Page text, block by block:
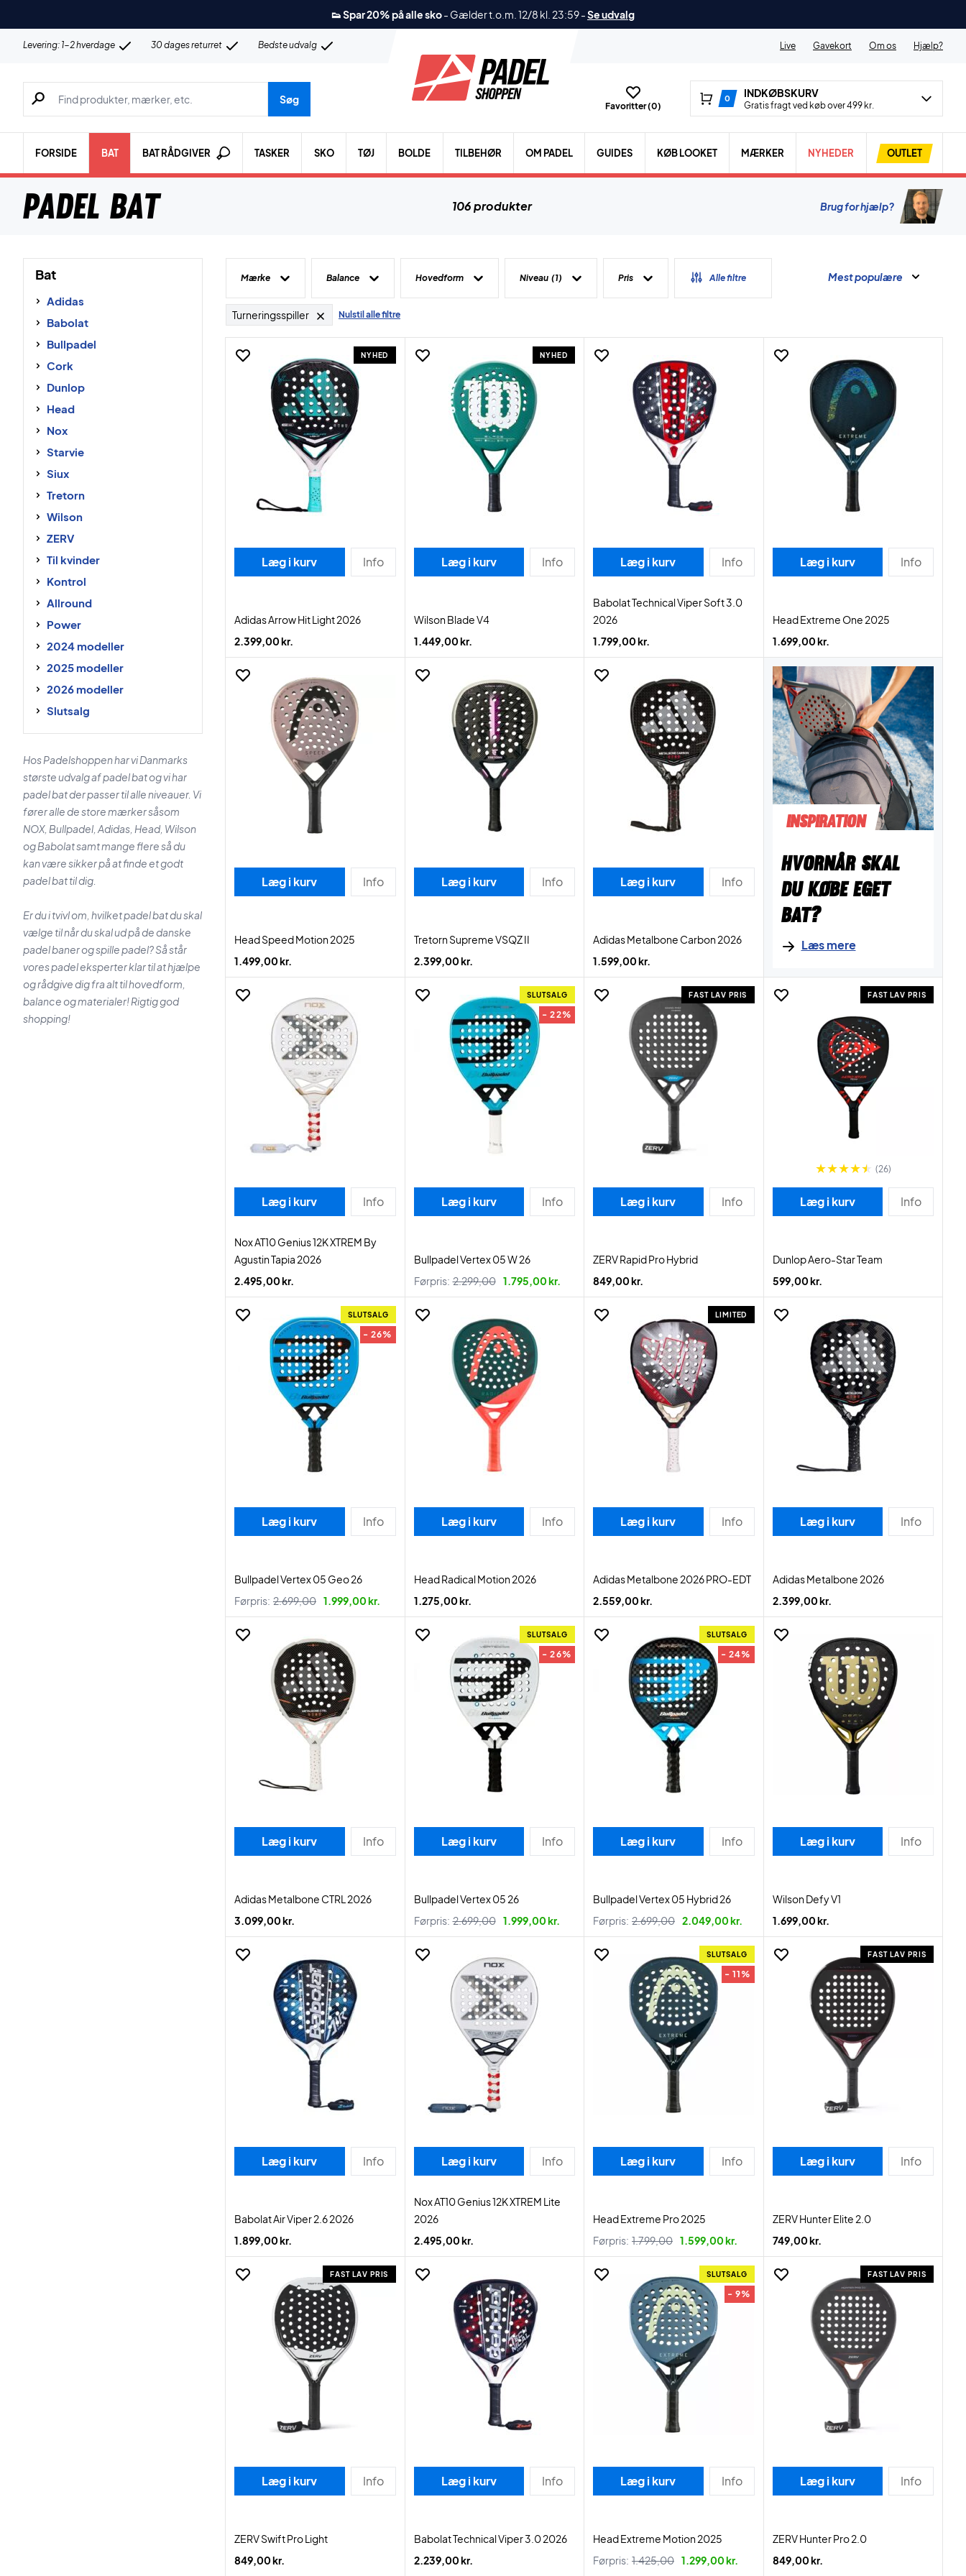
👟 Spar 20% på alle sko- Gælder t.o.m. 12/8 kl. 23:59-Se udvalg
Levering: 1-2 hverdage 30 dages returret Bedste udvalg Live Gavekort Om os Hjælp?
Søg efter produkter, mærker etc.
Søg
Favoritter (0)
0 INDKØBSKURV
Gratis fragt ved køb over 499 kr.
FORSIDE BAT BAT RÅDGIVER TASKER SKO TØJ BOLDE TILBEHØR OM PADEL GUIDES KØB LOOKET MÆRKER NYHEDER OUTLET
Padel bat 106 produkter Brug for hjælp?
Bat
Adidas
Babolat
Bullpadel
Cork
Dunlop
Head
Nox
Starvie
Siux
Tretorn
Wilson
ZERV
Til kvinder
Kontrol
Allround
Power
2024 modeller
2025 modeller
2026 modeller
Slutsalg
Hos Padelshoppen har vi Danmarks
største udvalg af padel bat og vi har
padel bat der passer til alle niveauer. Vi
fører alle de store mærker såsom
NOX, Bullpadel, Adidas, Head, Wilson
og Babolat samt mange flere så du
kan være sikker på at finde et godt
padel bat til dig.
Er du i tvivl om, hvilket padel bat du skal
vælge til når du skal ud på de danske
padel baner og spille padel? Så står
vores padel eksperter klar til at hjælpe
og rådgive dig fra alt til hovedform,
balance og materialer! Rigtig god
shopping!
Mærke Balance Hovedform Niveau (1) Pris Alle filtre
Turneringsspiller Nulstil alle filtre
Mest populære
NYHED
Læg i kurv Info
Adidas Arrow Hit Light 2026
2.399,00 kr.
NYHED
Læg i kurv Info
Wilson Blade V4
1.449,00 kr.
Læg i kurv Info
Babolat Technical Viper Soft 3.0
2026
1.799,00 kr.
Læg i kurv Info
Head Extreme One 2025
1.699,00 kr.
Læg i kurv Info
Head Speed Motion 2025
1.499,00 kr.
Læg i kurv Info
Tretorn Supreme VSQZ II
2.399,00 kr.
Læg i kurv Info
Adidas Metalbone Carbon 2026
1.599,00 kr.
INSPIRATION
HVORNÅR SKAL
DU KØBE EGET
BAT?
Læs mere
Læg i kurv Info
Nox AT10 Genius 12K XTREM By
Agustin Tapia 2026
2.495,00 kr.
SLUTSALG
- 22%
Læg i kurv Info
Bullpadel Vertex 05 W 26
Førpris: 2.299,00 1.795,00 kr.
FAST LAV PRIS
Læg i kurv Info
ZERV Rapid Pro Hybrid
849,00 kr.
FAST LAV PRIS
(26)
Læg i kurv Info
Dunlop Aero-Star Team
599,00 kr.
SLUTSALG
- 26%
Læg i kurv Info
Bullpadel Vertex 05 Geo 26
Førpris: 2.699,00 1.999,00 kr.
Læg i kurv Info
Head Radical Motion 2026
1.275,00 kr.
LIMITED
Læg i kurv Info
Adidas Metalbone 2026 PRO-EDT
2.559,00 kr.
Læg i kurv Info
Adidas Metalbone 2026
2.399,00 kr.
Læg i kurv Info
Adidas Metalbone CTRL 2026
3.099,00 kr.
SLUTSALG
- 26%
Læg i kurv Info
Bullpadel Vertex 05 26
Førpris: 2.699,00 1.999,00 kr.
SLUTSALG
- 24%
Læg i kurv Info
Bullpadel Vertex 05 Hybrid 26
Førpris: 2.699,00 2.049,00 kr.
Læg i kurv Info
Wilson Defy V1
1.699,00 kr.
Læg i kurv Info
Babolat Air Viper 2.6 2026
1.899,00 kr.
Læg i kurv Info
Nox AT10 Genius 12K XTREM Lite
2026
2.495,00 kr.
SLUTSALG
- 11%
Læg i kurv Info
Head Extreme Pro 2025
Førpris: 1.799,00 1.599,00 kr.
FAST LAV PRIS
Læg i kurv Info
ZERV Hunter Elite 2.0
749,00 kr.
FAST LAV PRIS
Læg i kurv Info
ZERV Swift Pro Light
849,00 kr.
Læg i kurv Info
Babolat Technical Viper 3.0 2026
2.239,00 kr.
SLUTSALG
- 9%
Læg i kurv Info
Head Extreme Motion 2025
Førpris: 1.425,00 1.299,00 kr.
FAST LAV PRIS
Læg i kurv Info
ZERV Hunter Pro 2.0
849,00 kr.